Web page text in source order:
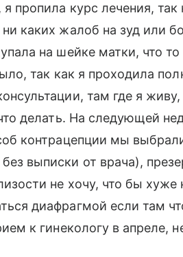
пропила курс лечения,
каких жалоб на зуд или
на шейке матки, что
так как я проходила
там где я
делать. На следующей
контрацепции мы
выписки от врача),
не хочу, что бы
диафрагмой если там
к гинекологу в апреле,